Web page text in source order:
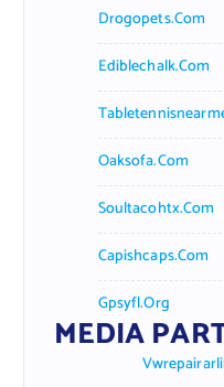
Drogopets.com
Ediblechalk.com
Oaksofa.com
Soultacohtx.com
Capishcaps.com
Gpsyfl.org
MEDIA